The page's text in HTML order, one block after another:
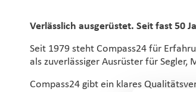
Verlässlich ausgerüstet. Seit fast 50
Seit 1979 steht Compass24 für
als zuverlässiger Ausrüster für
Compass24 gibt ein klares